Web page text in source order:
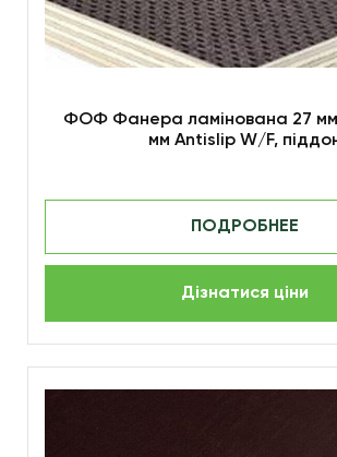
ФОФ Фанера ламінована 27 мм
мм Antislip W/F,
ПОДРОБНЕЕ
Дізнатися ціни